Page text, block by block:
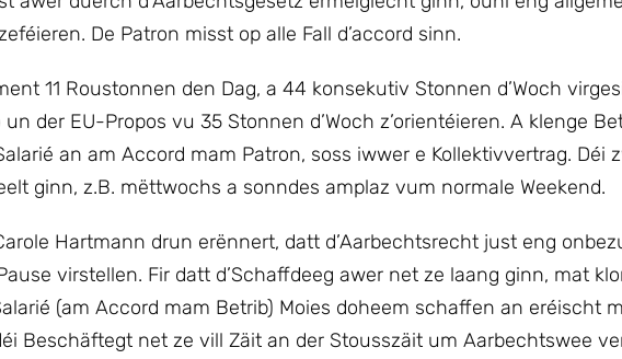
De Patron misst op alle Fall d’accord sinn.
11 Roustonnen den Dag, a 44 konsekutiv Stonnen d’Woch
der EU-Propos vu 35 Stonnen d’Woch z’orientéieren. A klenge
an am Accord mam Patron, soss iwwer e Kollektivvertrag. Déi
ginn, z.B. mëttwochs a sonndes amplaz vum normale Weekend.
Hartmann drun erënnert, datt d’Aarbechtsrecht just eng
virstellen. Fir datt d’Schaffdeeg awer net ze laang ginn, mat
(am Accord mam Betrib) Moies doheem schaffen an eréischt
Beschäftegt net ze vill Zäit an der Stousszäit um Aarbechtswee